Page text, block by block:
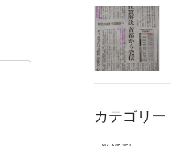
カテゴリー